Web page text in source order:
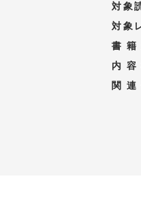
対象
対象
書
内
関